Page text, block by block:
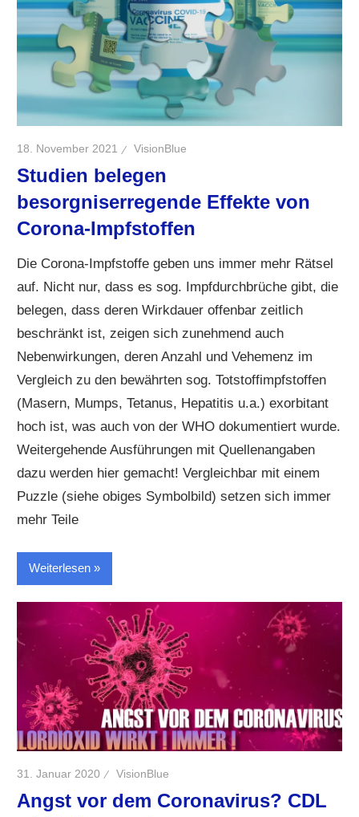
18. November 2021 VisionBlue
Studien belegen
besorgniserregende Effekte von
Corona-Impfstoffen
Die Corona-Impfstoffe geben uns immer mehr Rätsel
auf. Nicht nur, dass es sog. Impfdurchbrüche gibt, die
belegen, dass deren Wirkdauer offenbar zeitlich
beschränkt ist, zeigen sich zunehmend auch
Nebenwirkungen, deren Anzahl und Vehemenz im
Vergleich zu den bewährten sog. Totstoffimpfstoffen
(Masern, Mumps, Tetanus, Hepatitis u.a.) exorbitant
hoch ist, was auch von der WHO dokumentiert wurde.
Weitergehende Ausführungen mit Quellenangaben
dazu werden hier gemacht! Vergleichbar mit einem
Puzzle (siehe obiges Symbolbild) setzen sich immer
mehr Teile
Weiterlesen
31. Januar 2020 VisionBlue
Angst vor dem Coronavirus? CDL